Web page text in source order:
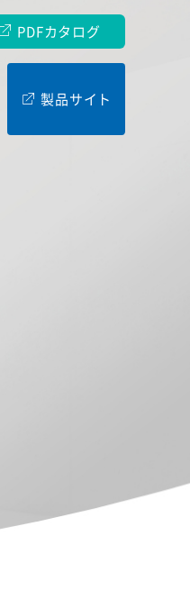
PDFカタログ
製品サイト